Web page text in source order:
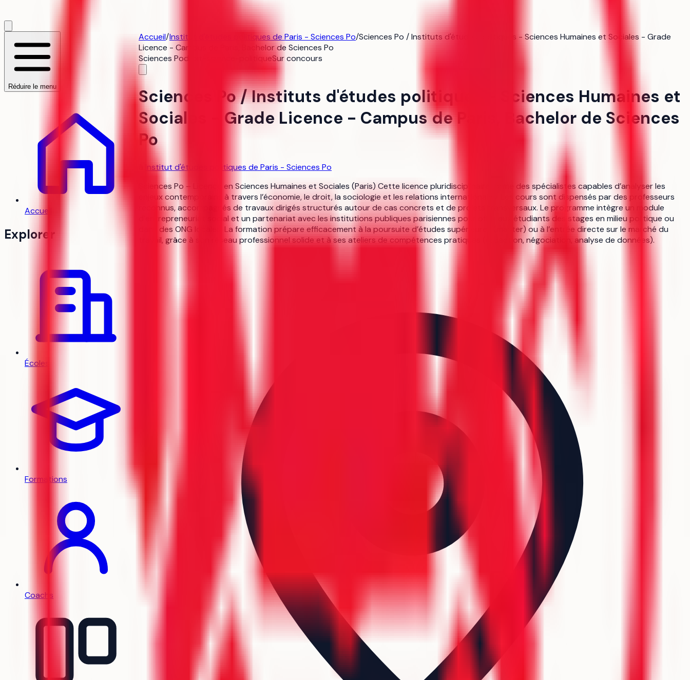
Réduire le menu
Accueil
Explorer
Écoles
Formations
Coachs
Accueil/Institut d'études politiques de Paris - Sciences Po/Sciences Po / Instituts d'études politiques - Sciences Humaines et Sociales - Grade
Licence - Campus de Paris, Bachelor de Sciences Po
Sciences Podroit-science-politiqueSur concours
Sciences Po / Instituts d'études politiques - Sciences Humaines et
Sociales - Grade Licence - Campus de Paris, Bachelor de Sciences
Po
Institut d'études politiques de Paris - Sciences Po
Sciences Po – Licence en Sciences Humaines et Sociales (Paris) Cette licence pluridisciplinaire forme des spécialistes capables d’analyser les
enjeux contemporains à travers l’économie, le droit, la sociologie et les relations internationales. Les cours sont dispensés par des professeurs
reconnus, accompagnés de travaux dirigés structurés autour de cas concrets et de projets transversaux. Le programme intègre un module
d’entrepreneuriat social et un partenariat avec les institutions publiques parisiennes pour offrir aux étudiants des stages en milieu politique ou
dans des ONG locales. La formation prépare efficacement à la poursuite d’études supérieures (master) ou à l’entrée directe sur le marché du
travail, grâce à son réseau professionnel solide et à ses ateliers de compétences pratiques (rédaction, négociation, analyse de données).